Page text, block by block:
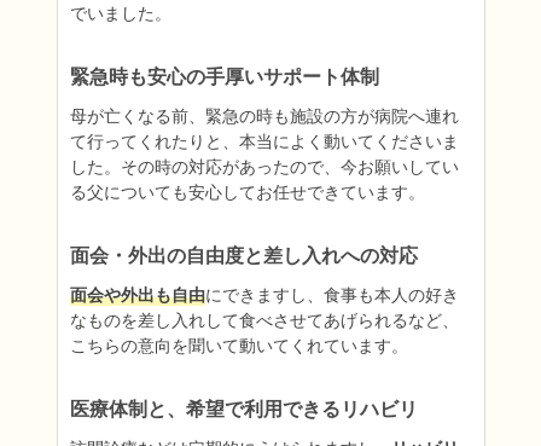
でいました。
緊急時も安心の手厚いサポート体制
母が亡くなる前、緊急の時も施設の方が病院へ連れ
て行ってくれたりと、本当によく動いてくださいま
した。その時の対応があったので、今お願いしてい
る父についても安心してお任せできています。
面会・外出の自由度と差し入れへの対応
面会や外出も自由にできますし、食事も本人の好き
なものを差し入れして食べさせてあげられるなど、
こちらの意向を聞いて動いてくれています。
医療体制と、希望で利用できるリハビリ